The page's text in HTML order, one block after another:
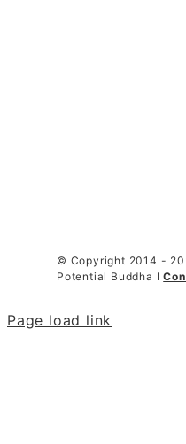
© Copyright 2014 -
Potential Buddha I
Page load link